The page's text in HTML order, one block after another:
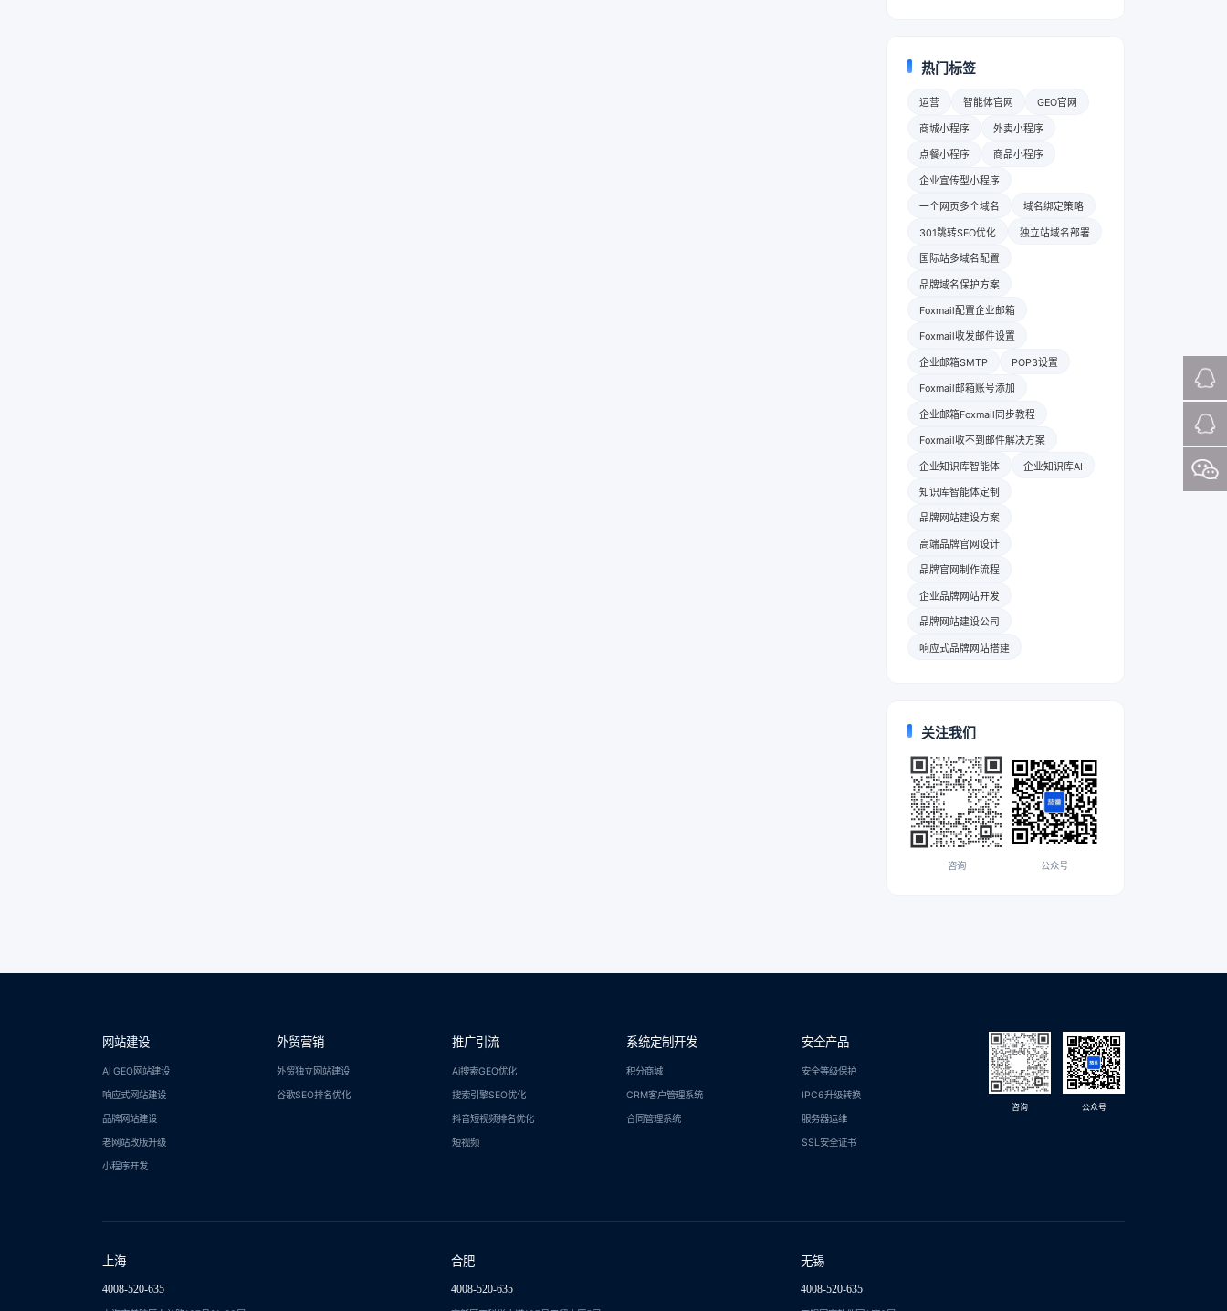
热门标签
运营 智能体官网 GEO官网
商城小程序 外卖小程序
点餐小程序 商品小程序
企业宣传型小程序
一个网页多个域名 域名绑定策略
301跳转SEO优化 独立站域名部署
国际站多域名配置
品牌域名保护方案
Foxmail配置企业邮箱
Foxmail收发邮件设置
企业邮箱SMTP POP3设置
Foxmail邮箱账号添加
企业邮箱Foxmail同步教程
Foxmail收不到邮件解决方案
企业知识库智能体 企业知识库AI
知识库智能体定制
品牌网站建设方案
高端品牌官网设计
品牌官网制作流程
企业品牌网站开发
品牌网站建设公司
响应式品牌网站搭建
关注我们
咨询 公众号
网站建设
Ai GEO网站建设
响应式网站建设
品牌网站建设
老网站改版升级
小程序开发
外贸营销
外贸独立网站建设
谷歌SEO排名优化
推广引流
Ai搜索GEO优化
搜索引擎SEO优化
抖音短视频排名优化
短视频
系统定制开发
积分商城
CRM客户管理系统
合同管理系统
安全产品
安全等级保护
IPC6升级转换
服务器运维
SSL安全证书
咨询 公众号
上海
4008-520-635
合肥
4008-520-635
无锡
4008-520-635